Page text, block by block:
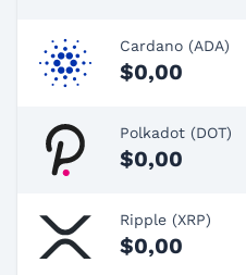
Cardano (ADA)
$0,00
Polkadot (DOT)
$0,00
Ripple (XRP)
$0,00